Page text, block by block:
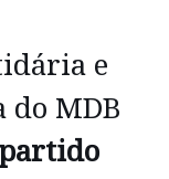
e
do MDB